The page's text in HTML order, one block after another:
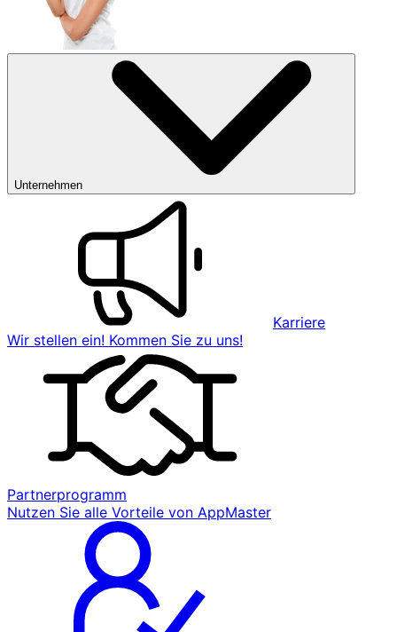
Unternehmen
Karriere
Wir stellen ein! Kommen Sie zu uns!
Partnerprogramm
Nutzen Sie alle Vorteile von AppMaster